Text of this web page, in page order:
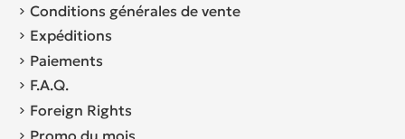
Conditions générales de vente
Expéditions
Paiements
F.A.Q.
Foreign Rights
Promo du mois